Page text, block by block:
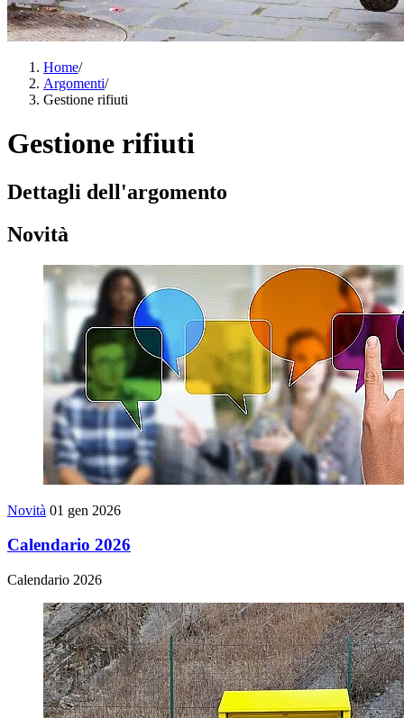
Home/
Argomenti/
Gestione rifiuti
Gestione rifiuti
Dettagli dell'argomento
Novità
Novità 01 gen 2026
Calendario 2026
Calendario 2026